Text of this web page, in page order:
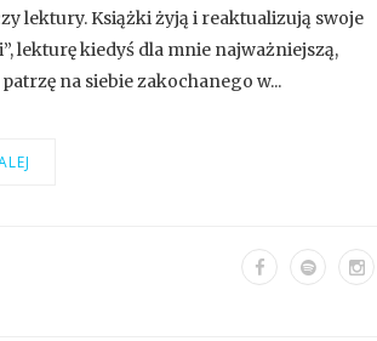
lektury. Książki żyją i reaktualizują swoje
lekturę kiedyś dla mnie najważniejszą,
na siebie zakochanego w...